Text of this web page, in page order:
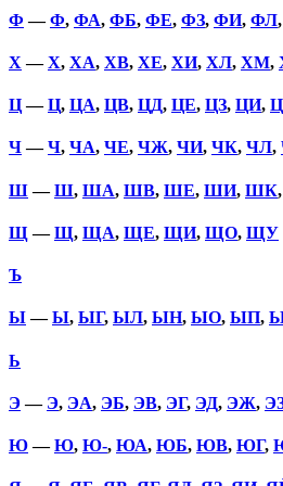
Ф —Ф, ФА, ФБ, ФЕ, ФЗ, ФИ, ФЛ,
Х —Х, ХА, ХВ, ХЕ, ХИ, ХЛ, ХМ,
Ц—Ц, ЦА, ЦВ, ЦД, ЦЕ, ЦЗ, ЦИ,
Ч—Ч, ЧА, ЧЕ, ЧЖ, ЧИ, ЧК, ЧЛ,
Ш—Ш, ША, ШВ, ШЕ, ШИ, ШК,
Щ —Щ, ЩА, ЩЕ, ЩИ, ЩО, ЩУ
Ъ
Ы—Ы, ЫГ, ЫЛ, ЫН, ЫО, ЫП,
Ь
Э— Э, ЭА, ЭБ, ЭВ, ЭГ, ЭД, ЭЖ,
Ю—Ю, Ю-, ЮА, ЮБ, ЮВ, ЮГ,